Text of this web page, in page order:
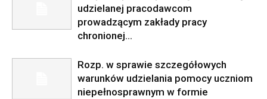
udzielanej pracodawcom
prowadzącym zakłady pracy
chronionej…
Rozp. w sprawie szczegółowych
warunków udzielania pomocy uczniom
niepełnosprawnym w formie